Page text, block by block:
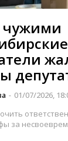
чужими
- 01/07/2026,
за